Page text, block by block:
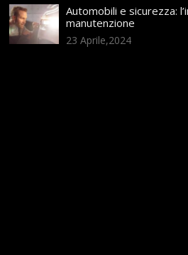
Automobili e sicurezza:
manutenzione
23 Aprile,2024